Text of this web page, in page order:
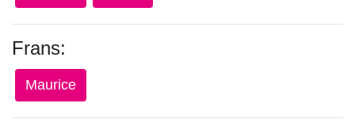
Frans:
Maurice